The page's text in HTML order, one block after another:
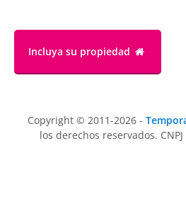
Incluya su propiedad
Copyright © 2011-2026 -
los derechos reservados.